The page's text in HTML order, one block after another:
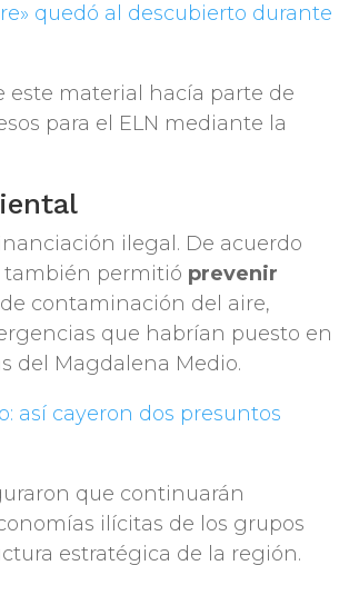
quedó al descubierto durante
material hacía parte de
para el ELN mediante la
ilegal. De acuerdo
también permitió prevenir
contaminación del aire,
que habrían puesto en
del Magdalena Medio.
así cayeron dos presuntos
que continuarán
ilícitas de los grupos
estratégica de la región.